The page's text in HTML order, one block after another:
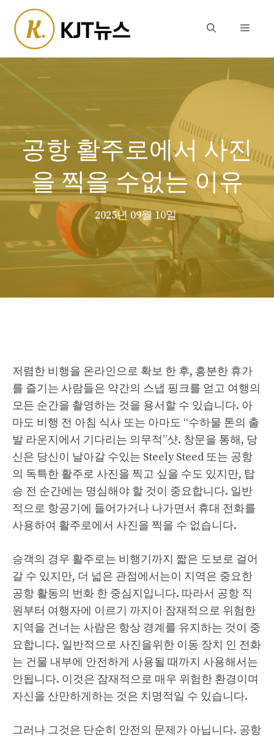
content
Menu
공항 활주로에서 사진
을 찍을 수없는 이유
2025년 09월 10일
저렴한 비행을 온라인으로 확보 한 후, 흥분한 휴가
를 즐기는 사람들은 약간의 스냅 핑크를 얻고 여행의
모든 ​​순간을 촬영하는 것을 용서할 수 있습니다. 아
마도 비행 전 아침 식사 또는 아마도 “수하물 톤의 출
발 라운지에서 기다리는 의무적”샷. 창문을 통해, 당
신은 당신이 날아갈 수있는 Steely Steed 또는 공항
의 독특한 활주로 사진을 찍고 싶을 수도 있지만, 탑
승 전 순간에는 명심해야 할 것이 중요합니다. 일반
적으로 항공기에 들어가거나 나가면서 휴대 전화를
사용하여 활주로에서 사진을 찍을 수 없습니다.
승객의 경우 활주로는 비행기까지 짧은 도보로 걸어
갈 수 있지만, 더 넓은 관점에서는이 지역은 중요한
공항 활동의 번화 한 중심지입니다. 따라서 공항 직
원부터 여행자에 이르기 까지이 잠재적으로 위험한
지역을 건너는 사람은 항상 경계를 유지하는 것이 중
요합니다. 일반적으로 사진을위한 이동 장치 인 전화
는 건물 내부에 안전하게 사용될 때까지 사용해서는
안됩니다. 이것은 잠재적으로 매우 위험한 환경이며
자신을 산만하게하는 것은 치명적일 수 있습니다.
그러나 그것은 단순히 안전의 문제가 아닙니다. 공항